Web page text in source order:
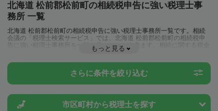
北海道 松前郡松前町の相続税申告に強い税理士事
務所 一覧
北海道 松前郡松前町の相続税申告に強い税理士事務所一覧です。相続
会議の「税理士検索サービス」では、北海道 松前郡松前町の相続税申
告に強い税理士事務所を一覧で見ることが出来ます。相続に関する税金
や特例制度のことは一度近隣の税理士に相談してみましょう。
もっと見る
さらに条件を絞り込む
市区町村から税理士を探す